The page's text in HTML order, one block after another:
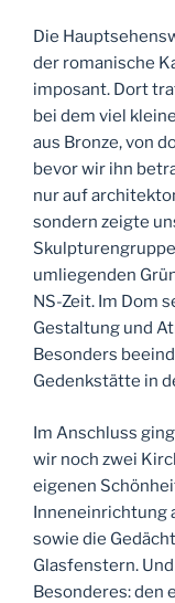
Die
der romanische
imposant. Dort
bei dem viel
aus Bronze, von
bevor wir ihn
nur auf
sondern zeigte
umliegenden
NS-Zeit. Im Dom
Gestaltung und
Besonders
Gedenkstätte in
Im Anschluss
wir noch zwei
eigenen
Inneneinrichtung
sowie die
Glasfenstern.
Besonderes: den